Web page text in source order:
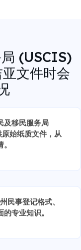
(USCIS)
文件时会
及移民服务局
始纸质文件，从
民事登记格式、
专业知识。